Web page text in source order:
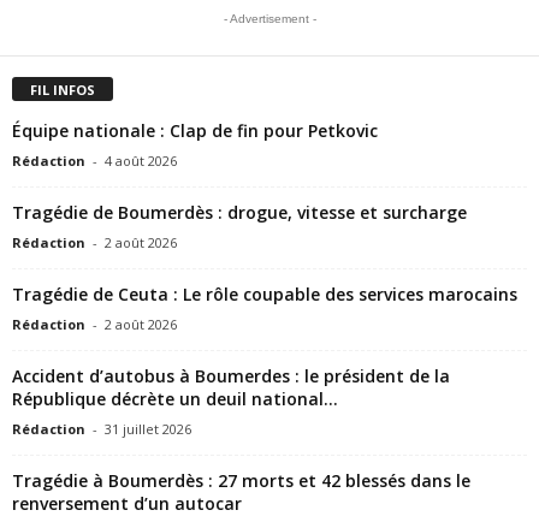
- Advertisement -
FIL INFOS
Équipe nationale : Clap de fin pour Petkovic
Rédaction - 4 août 2026
Tragédie de Boumerdès : drogue, vitesse et surcharge
Rédaction - 2 août 2026
Tragédie de Ceuta : Le rôle coupable des services marocains
Rédaction - 2 août 2026
Accident d’autobus à Boumerdes : le président de la
République décrète un deuil national...
Rédaction - 31 juillet 2026
Tragédie à Boumerdès : 27 morts et 42 blessés dans le
renversement d’un autocar